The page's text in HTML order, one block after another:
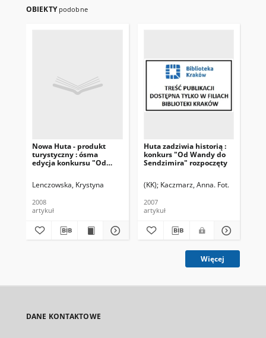
OBIEKTY podobne
Nowa Huta - produkt
turystyczny : ósma
edycja konkursu "Od
Lenczowska, Krystyna
2008
artykuł
Huta zadziwia historią :
konkurs "Od Wandy do
Sendzimira" rozpoczęty
(KK) Kaczmarz, Anna. Fot.
2007
artykuł
Więcej
DANE KONTAKTOWE